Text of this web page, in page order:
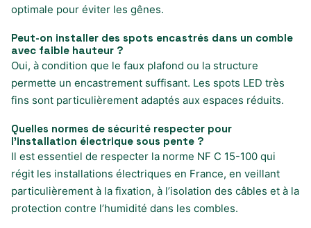
optimale pour éviter les gênes.
Peut-on installer des spots encastrés dans un comble
avec faible hauteur ?
Oui, à condition que le faux plafond ou la structure
permette un encastrement suffisant. Les spots LED très
fins sont particulièrement adaptés aux espaces réduits.
Quelles normes de sécurité respecter pour
l’installation électrique sous pente ?
Il est essentiel de respecter la norme NF C 15-100 qui
régit les installations électriques en France, en veillant
particulièrement à la fixation, à l’isolation des câbles et à la
protection contre l’humidité dans les combles.